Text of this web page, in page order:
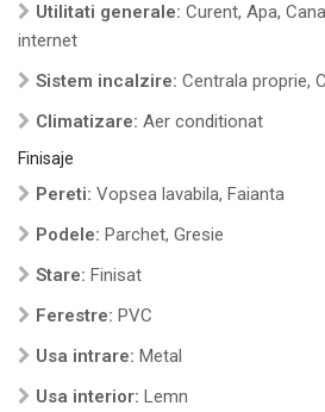
Utilitati generale: Curent, Apa,
internet
Sistem incalzire: Centrala proprie,
Climatizare: Aer conditionat
Finisaje
Pereti: Vopsea lavabila, Faianta
Podele: Parchet, Gresie
Stare: Finisat
Ferestre: PVC
Usa intrare: Metal
Usa interior: Lemn